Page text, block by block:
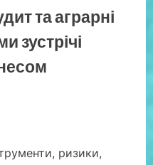
та аграрні
зустрічі
ризики,